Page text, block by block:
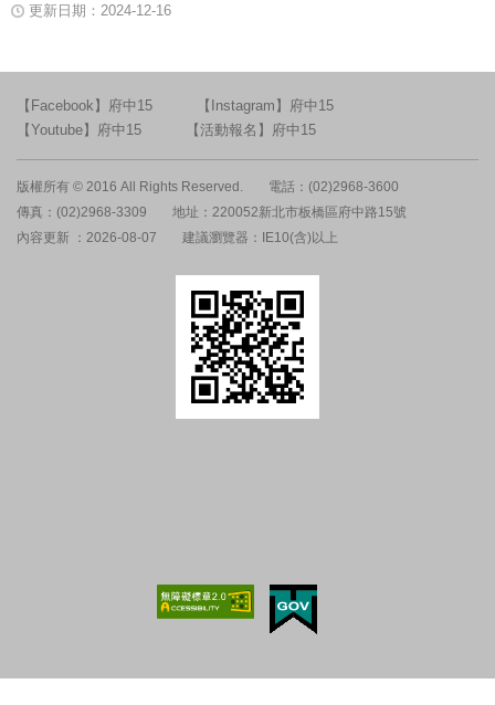
更新日期：2024-12-16
【Facebook】府中15
【Instagram】府中15
【Youtube】府中15
【活動報名】府中15
版權所有 © 2016 All Rights Reserved.
電話：(02)2968-3600
傳真：(02)2968-3309
地址：220052新北市板橋區府中路15號
內容更新 ：2026-08-07
建議瀏覽器：IE10(含)以上